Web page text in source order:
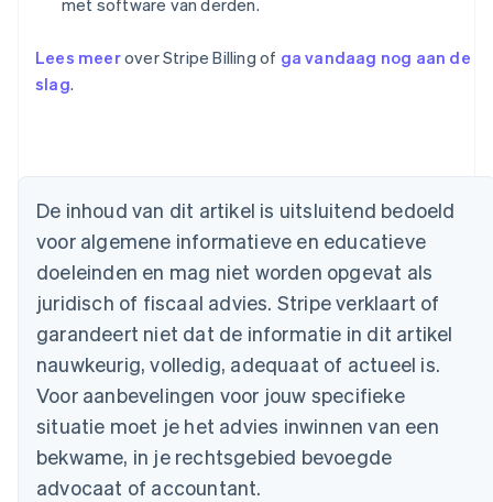
met software van derden.
Lees meerover Stripe Billing of ga vandaag nog aan de
slag.
De inhoud van dit artikel is uitsluitend bedoeld
voor algemene informatieve en educatieve
doeleinden en mag niet worden opgevat als
juridisch of fiscaal advies. Stripe verklaart of
garandeert niet dat de informatie in dit artikel
nauwkeurig, volledig, adequaat of actueel is.
Voor aanbevelingen voor jouw specifieke
situatie moet je het advies inwinnen van een
bekwame, in je rechtsgebied bevoegde
advocaat of accountant.
English
Nederlands FrançaisDeutschEnglish
Brazilië
Português
Bulgarije
English
Canada
Cyprus
English
Denemarken
English
Duitsland
DeutschEnglish